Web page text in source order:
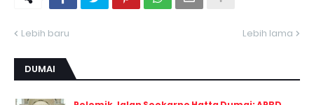
Lebih baru Lebih lama
DUMAI